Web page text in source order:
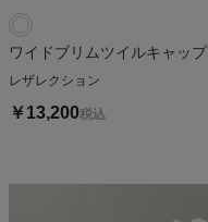
ワイドブリムツイルキャップ
レザレクション
￥ 13,200税込